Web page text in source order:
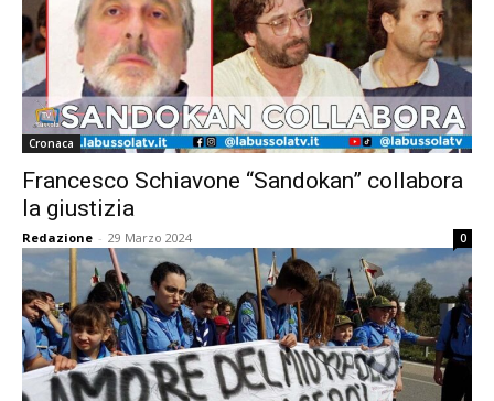
Cronaca
Francesco Schiavone “Sandokan” collabora
la giustizia
Redazione - 29 Marzo 2024 0